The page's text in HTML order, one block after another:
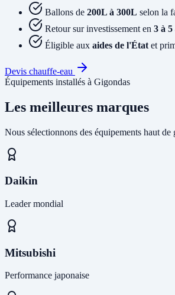
Ballons de 200L à 300L selon la
Retour sur investissement en 3 à 5
Éligible aux aides de l'État et
Devis chauffe-eau
Équipements installés à Gigondas
Les meilleures marques
Nous sélectionnons des équipements haut
Daikin
Leader mondial
Mitsubishi
Performance japonaise